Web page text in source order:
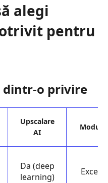
alegi
pentru
dintr-o privire
Upscalare
AI
Modul
Da (deep
learning)